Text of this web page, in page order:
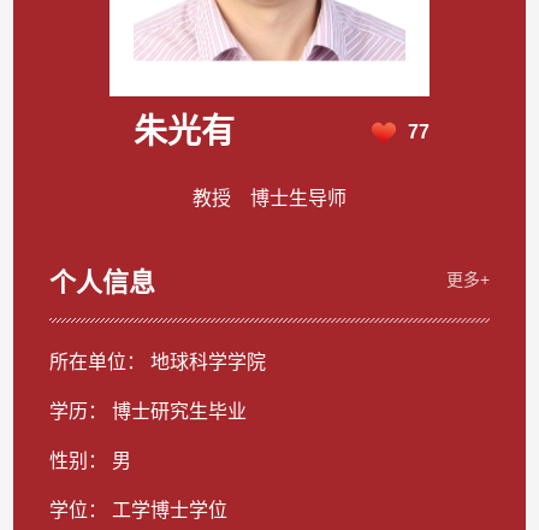
朱光有 77
教授 博士生导师
个人信息 更多+
所在单位： 地球科学学院
学历： 博士研究生毕业
性别： 男
学位： 工学博士学位